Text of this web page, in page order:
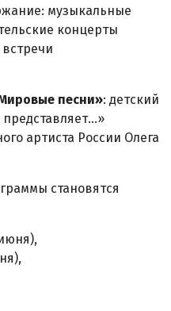
музыкальные
концерты
песни»: детский
артиста России Олега
становятся